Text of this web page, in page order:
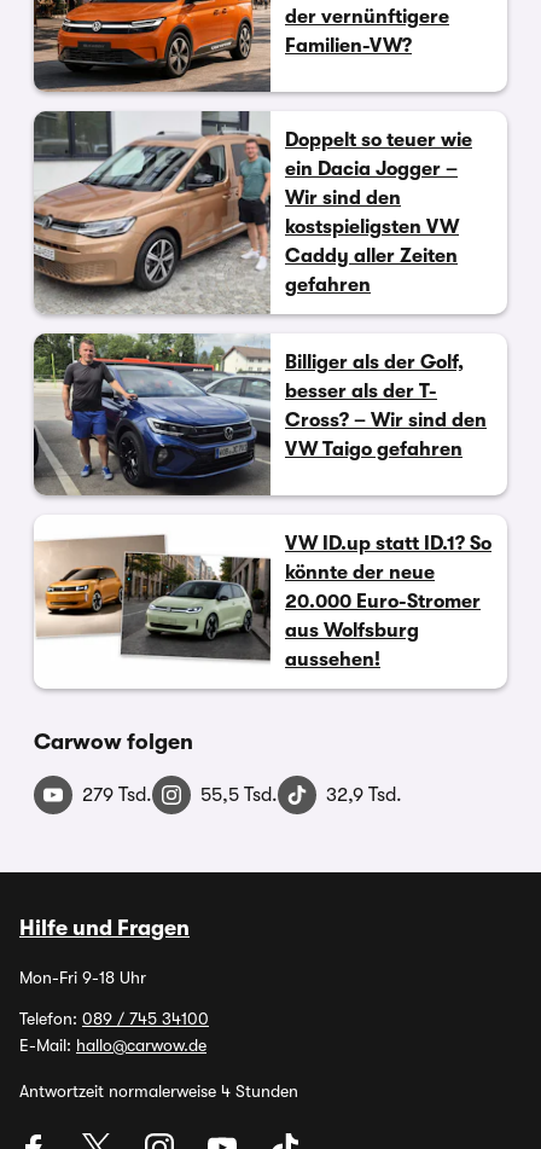
der vernünftigere
Familien-VW?
Doppelt so teuer wie
ein Dacia Jogger –
Wir sind den
kostspieligsten VW
Caddy aller Zeiten
gefahren
Billiger als der Golf,
besser als der T-
Cross? – Wir sind den
VW Taigo gefahren
VW ID.up statt ID.1? So
könnte der neue
20.000 Euro-Stromer
aus Wolfsburg
aussehen!
Carwow folgen
279 Tsd. 55,5 Tsd. 32,9 Tsd.
Hilfe und Fragen
Mon-Fri 9-18 Uhr
Telefon: 089 / 745 34100
E-Mail: hallo@carwow.de
Antwortzeit normalerweise 4 Stunden